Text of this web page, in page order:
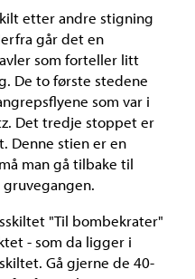
etter andre stigning
går det en
som forteller litt
De to første stedene
som var i
Det tredje stoppet er
Denne stien er en
man gå tilbake til
"Til bombekrater"
- som da ligger i
Gå gjerne de 40-